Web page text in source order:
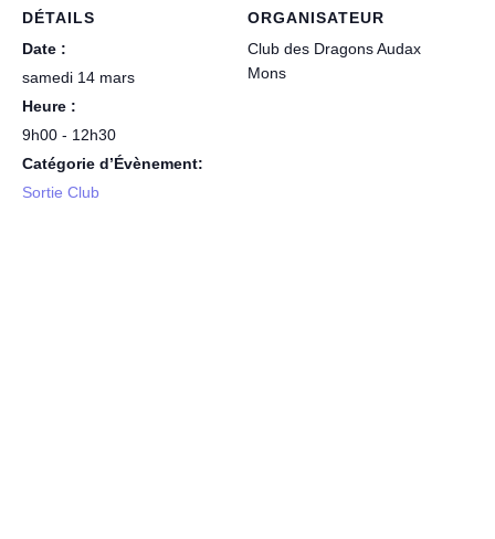
DÉTAILS
Date :
samedi 14 mars
Heure :
9h00 - 12h30
Catégorie d’Évènement:
Sortie Club
ORGANISATEUR
Club des Dragons Audax
Mons